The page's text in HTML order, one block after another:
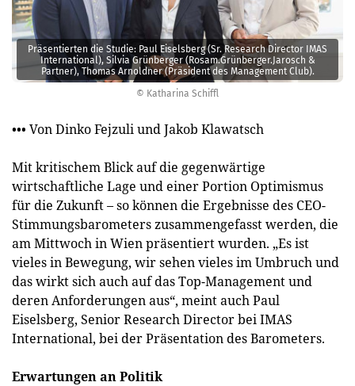
© Katharina Schiffl
Präsentierten die Studie: Paul Eiselsberg (Sr. Research Director IMAS
International), Silvia Grünberger (Rosam.Grünberger.Jarosch &
Partner), Thomas Arnoldner (Präsident des Management Club).
••• Von Dinko Fejzuli und Jakob Klawatsch
Mit kritischem Blick auf die gegenwärtige
wirtschaftliche Lage und einer Portion Optimismus
für die Zukunft – so können die Ergebnisse des CEO-
Stimmungsbarometers zusammengefasst werden, die
am Mittwoch in Wien präsentiert wurden. „Es ist
vieles in Bewegung, wir sehen vieles im Umbruch und
das wirkt sich auch auf das Top-Management und
deren Anforderungen aus“, meint auch Paul
Eiselsberg, Senior Research Director bei IMAS
International, bei der Präsentation des Barometers.
Erwartungen an Politik